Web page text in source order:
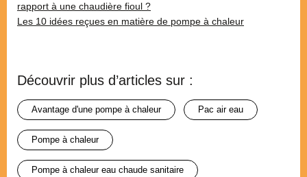
rapport à une chaudière fioul ?
Les 10 idées reçues en matière de pompe à chaleur
Découvrir plus d’articles sur :
avantage d'une pompe à chaleur pac air eau
pompe à chaleur
pompe à chaleur eau chaude sanitaire